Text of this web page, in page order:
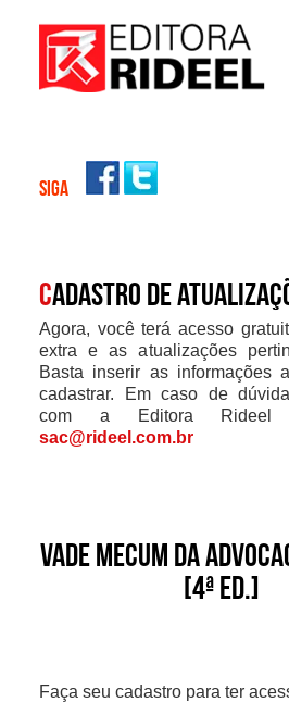
SIGA
Cadastro de
Agora, você terá acesso
extra e as atualizações
Basta inserir as informações
cadastrar. Em caso de
com a Editora Rideel
sac@rideel.com.br
Vade Mecum da
[4ª ed.]
Faça seu cadastro para ter